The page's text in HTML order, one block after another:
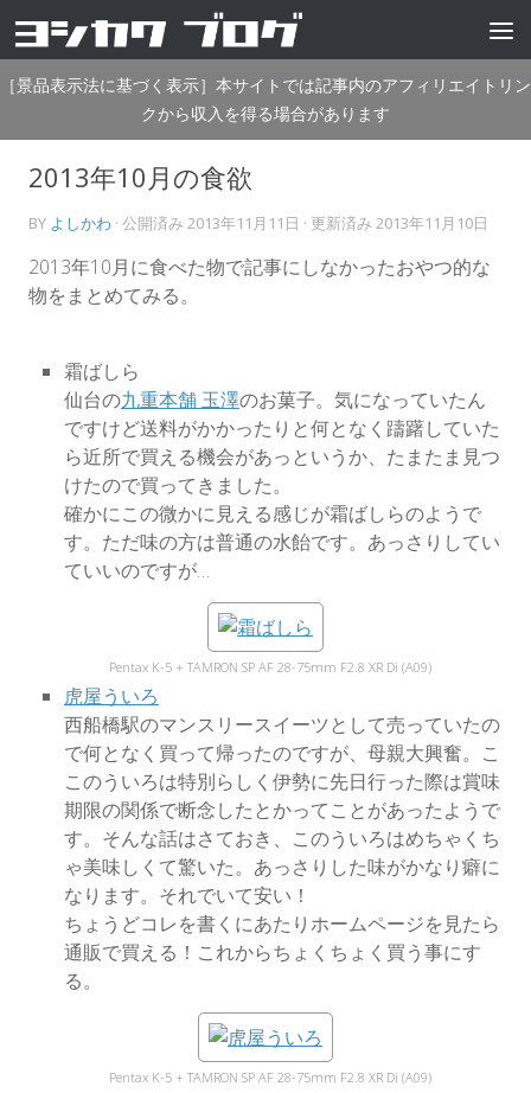
コンテンツへスキップ
［景品表示法に基づく表示］本サイトでは記事内のアフィリエイトリン
クから収入を得る場合があります
2013年10月の食欲
BY よしかわ · 公開済み 2013年11月11日 · 更新済み 2013年11月10日
2013年10月に食べた物で記事にしなかったおやつ的な
物をまとめてみる。
霜ばしら
仙台の九重本舗 玉澤のお菓子。気になっていたん
ですけど送料がかかったりと何となく躊躇していた
ら近所で買える機会があっというか、たまたま見つ
けたので買ってきました。
確かにこの微かに見える感じが霜ばしらのようで
す。ただ味の方は普通の水飴です。あっさりしてい
ていいのですが…
Pentax K-5 + TAMRON SP AF 28-75mm F2.8 XR Di (A09)
虎屋ういろ
西船橋駅のマンスリースイーツとして売っていたの
で何となく買って帰ったのですが、母親大興奮。こ
このういろは特別らしく伊勢に先日行った際は賞味
期限の関係で断念したとかってことがあったようで
す。そんな話はさておき、このういろはめちゃくち
ゃ美味しくて驚いた。あっさりした味がかなり癖に
なります。それでいて安い！
ちょうどコレを書くにあたりホームページを見たら
通販で買える！これからちょくちょく買う事にす
る。
Pentax K-5 + TAMRON SP AF 28-75mm F2.8 XR Di (A09)